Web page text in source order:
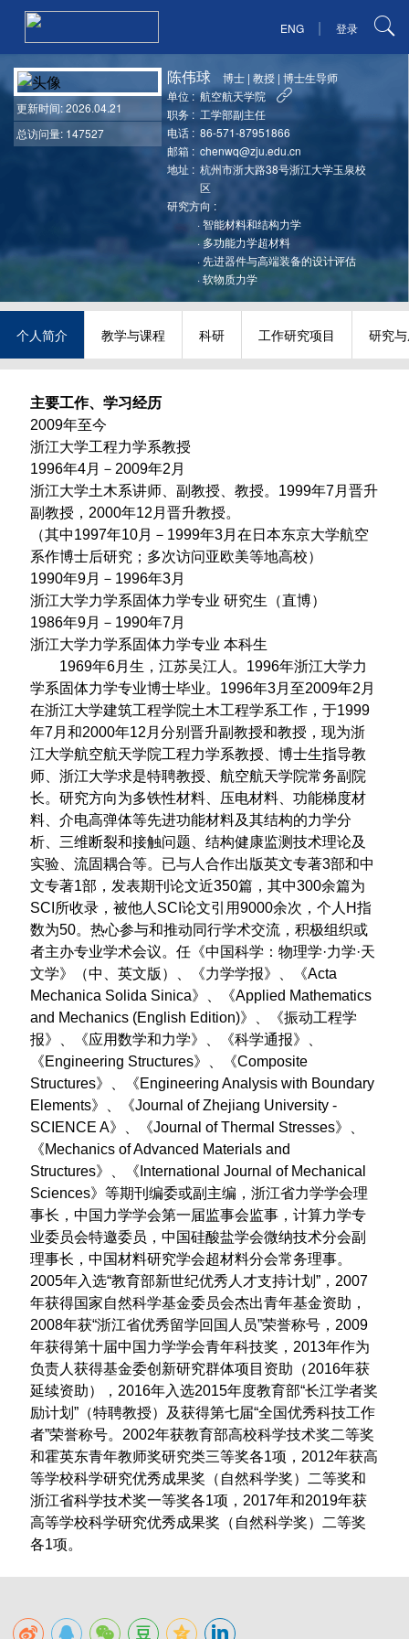
ENG | 登录
更新时间: 2026.04.21
总访问量: 147527
陈伟球 博士 |教授 |博士生导师
单位 : 航空航天学院
职务 : 工学部副主任
电话 : 86-571-87951866
邮箱 : chenwq@zju.edu.cn
地址 : 杭州市浙大路38号浙江大学玉泉校
区
研究方向 :
·智能材料和结构力学
· 多功能力学超材料
· 先进器件与高端装备的设计评估
·软物质力学
个人简介 教学与课程 科研 工作研究项目 研究
主要工作、学习经历
2009年至今
浙江大学工程力学系教授
1996年4月－2009年2月
浙江大学土木系讲师、副教授、教授。1999年7月晋升
副教授，2000年12月晋升教授。
（其中1997年10月－1999年3月在日本东京大学航空
系作博士后研究；多次访问亚欧美等地高校）
1990年9月－1996年3月
浙江大学力学系固体力学专业 研究生（直博）
1986年9月－1990年7月
浙江大学力学系固体力学专业 本科生
1969年6月生，江苏吴江人。 1996年浙江大学力
学系固体力学专业博士毕业。 1996年3月至2009年2 月
在浙江大学建筑工程学院土木工程学系工作，于1999
年7月和2000年12 月分别晋升副教授和教授，现为浙
江大学航空航天学院工程力学系教授、博士生指导教
师、浙江大学求是特聘教授、航空航天学院常务副院
长。研究方向为多铁性材料、压电材料、功能梯度材
料、介电高弹体等先进功能材料及其结构的力学分
析、三维断裂和接触问题、结构健康监测技术理论及
实验、流固耦合等。已与人合作出版英文专著3部和中
文专著1部，发表期刊论文近350篇，其中300余篇为
SCI 所收录，被他人 SCI 论文引用9000余次，个人 H指
数为50。热心参与和推动同行学术交流，积极组织或
者主办专业学术会议。任《中国科学：物理学·力学·天
文学》（中、英文版）、《力学学报》、《Acta
Mechanica Solida Sinica》、《Applied Mathematics
and Mechanics (English Edition)》、《振动工程学
报》、《应用数学和力学》、《科学通报》、
《Engineering Structures》、 《Composite
Structures》、
《Engineering Analysis with Boundary
Elements》、
《Journal of Zhejiang University -
SCIENCE A》、 《Journal of Thermal Stresses》、
《Mechanics of Advanced Materials and
Structures》、 《 International Journal of Mechanical
Sciences》等期刊编委或副主编，浙江省力学学会理
事长，中国力学学会第一届监事会监事，计算力学专
业委员会特邀委员 ，中国硅酸盐学会微纳技术分会副
理事长，中国材料研究学会超材料分会常务理事。
2005年入选“教育部新世纪优秀人才支持计划”， 2007
年获得国家自然科学基金委员会杰出青年基金资助，
2008年获“浙江省优秀留学回国人员”荣誉称号， 2009
年获得第十届中国力学学会青年科技奖， 2013年作为
负责人获得基金委创新研究群体项目资助（2016年获
延续资助）， 2016年入选2015年度教育部“长江学者奖
励计划”（特聘教授）及获得第七届“全国优秀科技工作
者”荣誉称号。 2002年获教育部高校科学技术奖二等奖
和霍英东青年教师奖研究类三等奖各1项， 2012年获高
等学校科学研究优秀成果奖（自然科学奖）二等奖和
浙江省科学技术奖一等奖各1项 ，2017年和2019年获
高等学校科学研究优秀成果奖（自然科学奖）二等奖
各1项。